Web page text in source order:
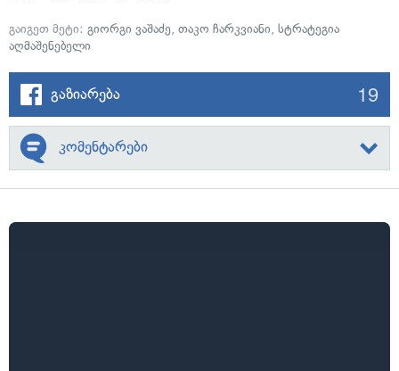
გაიგეთ მეტი: გიორგი ვაშაძე, თაკო ჩარკვიანი, სტრატეგია
აღმაშენებელი
გაზიარება 19
კომენტარები